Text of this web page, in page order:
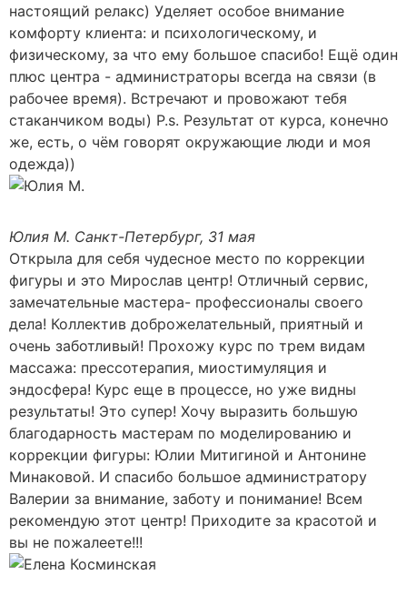
настоящий релакс) Уделяет особое внимание
комфорту клиента: и психологическому, и
физическому, за что ему большое спасибо! Ещё один
плюс центра - администраторы всегда на связи (в
рабочее время). Встречают и провожают тебя
стаканчиком воды) P.s. Результат от курса, конечно
же, есть, о чём говорят окружающие люди и моя
одежда))
Юлия М. Санкт-Петербург, 31 мая
Открыла для себя чудесное место по коррекции
фигуры и это Мирослав центр! Отличный сервис,
замечательные мастера- профессионалы своего
дела! Коллектив доброжелательный, приятный и
очень заботливый! Прохожу курс по трем видам
массажа: прессотерапия, миостимуляция и
эндосфера! Курс еще в процессе, но уже видны
результаты! Это супер! Хочу выразить большую
благодарность мастерам по моделированию и
коррекции фигуры: Юлии Митигиной и Антонине
Минаковой. И спасибо большое администратору
Валерии за внимание, заботу и понимание! Всем
рекомендую этот центр! Приходите за красотой и
вы не пожалеете!!!